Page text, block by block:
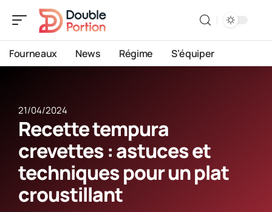
Fourneaux News Régime S’équiper
21/04/2024
Recette tempura
crevettes : astuces et
techniques pour un plat
croustillant